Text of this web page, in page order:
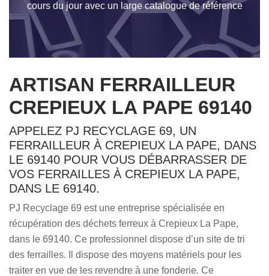
cours du jour avec un large catalogue de référence
ARTISAN FERRAILLEUR
CREPIEUX LA PAPE 69140
APPELEZ PJ RECYCLAGE 69, UN
FERRAILLEUR À CREPIEUX LA PAPE, DANS
LE 69140 POUR VOUS DÉBARRASSER DE
VOS FERRAILLES À CREPIEUX LA PAPE,
DANS LE 69140.
PJ Recyclage 69 est une entreprise spécialisée en
récupération des déchets ferreux à Crepieux La Pape,
dans le 69140. Ce professionnel dispose d’un site de tri
des ferrailles. Il dispose des moyens matériels pour les
traiter en vue de les revendre à une fonderie. Ce